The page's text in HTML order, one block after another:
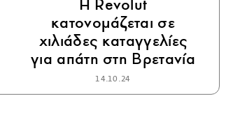
Η Revolut
κατονομάζεται σε
χιλιάδες καταγγελίες
για απάτη στη Βρετανία
14.10.24